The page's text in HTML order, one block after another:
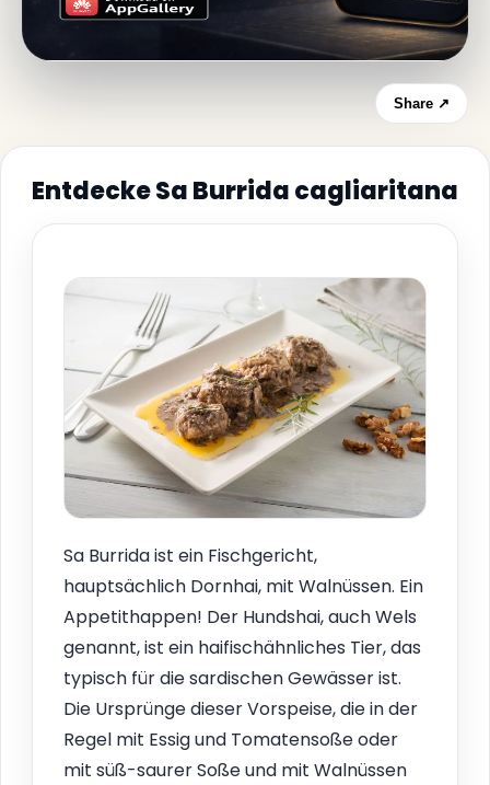
Share ↗
Entdecke Sa Burrida cagliaritana
Sa Burrida ist ein Fischgericht,
hauptsächlich Dornhai, mit Walnüssen. Ein
Appetithappen! Der Hundshai, auch Wels
genannt, ist ein haifischähnliches Tier, das
typisch für die sardischen Gewässer ist.
Die Ursprünge dieser Vorspeise, die in der
Regel mit Essig und Tomatensoße oder
mit süß-saurer Soße und mit Walnüssen